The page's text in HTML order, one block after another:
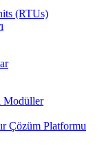
(RTUs)
Modüller
Çözüm Platformu